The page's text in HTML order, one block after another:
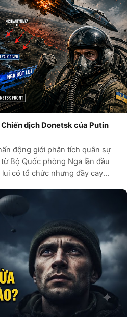
dịch Donetsk của Putin
động giới phân tích quân sự
Bộ Quốc phòng Nga lần đầu
có tổ chức nhưng đầy cay